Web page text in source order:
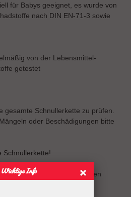
für Babys geeignet, es wurde von
nach DIN EN-71-3 sowie
von der Lebensmittel-
getestet
gesamte Schnullerkette zu prüfen.
oder Beschädigungen bitte
Schnullerkette!
Gurten, Bändern oder losen
Wichtige Info